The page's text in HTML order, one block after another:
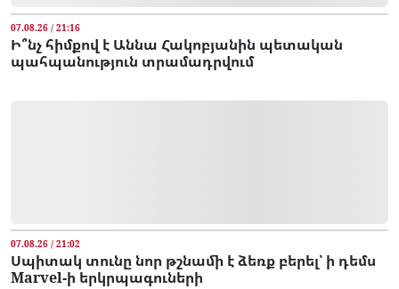
07.08.26 / 21:16
Ի՞նչ հիմքով է Աննա Հակոբյանին պետական
պահպանություն տրամադրվում
07.08.26 / 21:02
Սպիտակ տունը նոր թշնամի է ձեռք բերել՝ ի դեմս
Marvel-ի երկրպագուների